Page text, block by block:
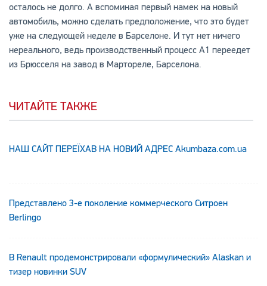
осталось не долго. А вспоминая первый намек на новый
автомобиль, можно сделать предположение, что это будет
уже на следующей неделе в Барселоне. И тут нет ничего
нереального, ведь производственный процесс А1 переедет
из Брюсселя на завод в Мартореле, Барселона.
ЧИТАЙТЕ ТАКЖЕ
НАШ САЙТ ПЕРЕЇХАВ НА НОВИЙ АДРЕС Аkumbaza.com.ua
Представлено 3-е поколение коммерческого Ситроен
Berlingo
В Renault продемонстрировали «формулический» Alaskan и
тизер новинки SUV